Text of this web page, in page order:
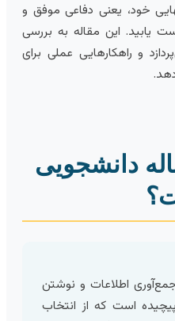
یعنی دفاعی موفق و
این مقاله به بررسی
راهکارهایی عملی برای
دانشجویی
اطلاعات و نوشتن
است که از انتخاب